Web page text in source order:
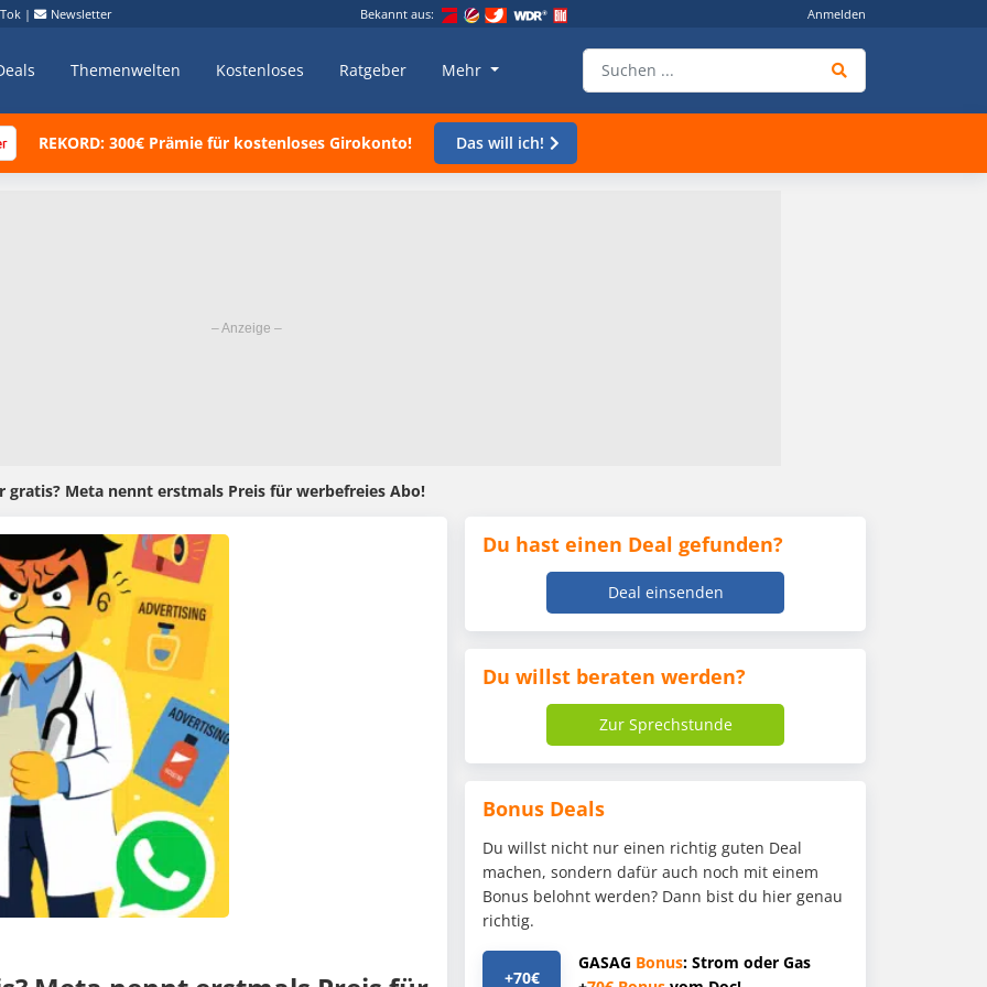
| Newsletter Bekannt aus: Anmelden
Themenwelten Kostenloses Ratgeber Mehr
REKORD: 300€ Prämie für kostenloses Girokonto! Das will ich!
gratis? Meta nennt erstmals Preis für werbefreies Abo!
Du hast einen Deal gefunden?
Deal einsenden
Du willst beraten werden?
Zur Sprechstunde
Bonus Deals
Du willst nicht nur einen richtig guten Deal
machen, sondern dafür auch noch mit einem
Bonus belohnt werden? Dann bist du hier genau
richtig.
+70€
GASAG Bonus: Strom oder Gas